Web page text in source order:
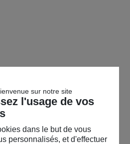
sur notre site
l'usage de vos
dans le but de vous
personnalisés, et d'effectuer